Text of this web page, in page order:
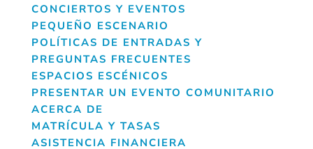
CONCIERTOS Y EVENTOS
PEQUEÑO ESCENARIO
POLÍTICAS DE ENTRADAS Y
PREGUNTAS FRECUENTES
ESPACIOS ESCÉNICOS
PRESENTAR UN EVENTO COMUNITARIO
ACERCA DE
MATRÍCULA Y TASAS
ASISTENCIA FINANCIERA